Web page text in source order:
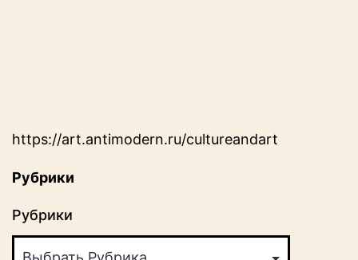
https://art.antimodern.ru/cultureandart
Рубрики
Рубрики